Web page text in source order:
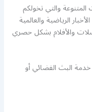
والتي تخولكم
وأحدث الأخبار الرياضية والعالمية
والأفلام بشكل حصري
البث الفضائي أو